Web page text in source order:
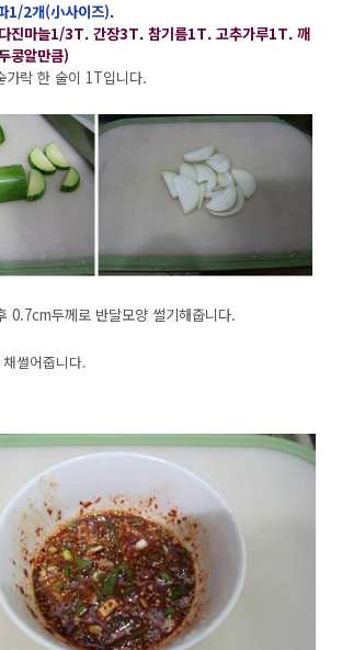
1/2개(小사이즈).
진마늘1/3T. 간장3T. 참기름1T. 고추가루1T. 깨
콩알만큼)
가락 한 술이 1T입니다.
0.7cm두께로 반달모양 썰기해줍니다.
썰어줍니다.